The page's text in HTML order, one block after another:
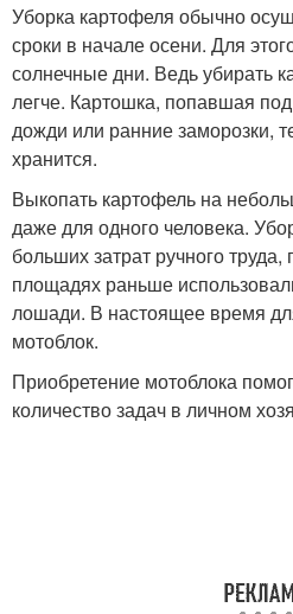
Уборка картофеля обычно
сроки в начале осени. Для
солнечные дни. Ведь убирать
легче. Картошка, попавшая
дожди или ранние заморозки,
хранится.
Выкопать картофель на
даже для одного человека.
больших затрат ручного труда,
площадях раньше
лошади. В настоящее время
мотоблок.
Приобретение мотоблока
количество задач в личном